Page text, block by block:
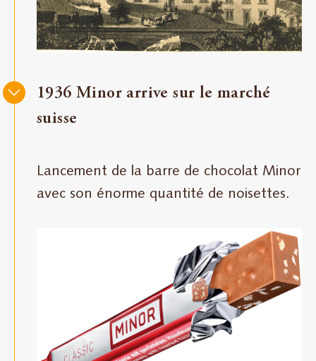
1936 Minor arrive sur le marché
suisse
Lancement de la barre de chocolat Minor
avec son énorme quantité de noisettes.